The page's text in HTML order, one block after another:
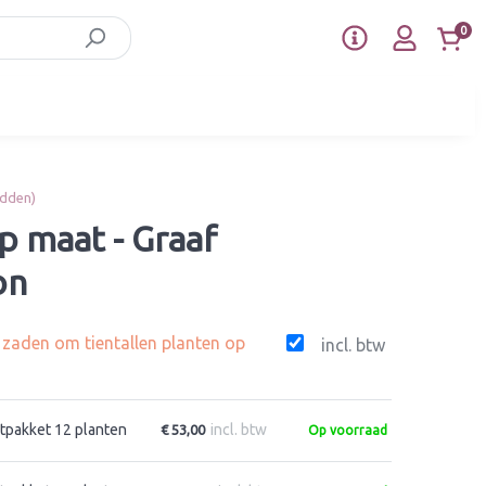
0
maat - Graaf
om tientallen planten op incl. btw
12 planten € 53,00 incl. btw Op voorraad